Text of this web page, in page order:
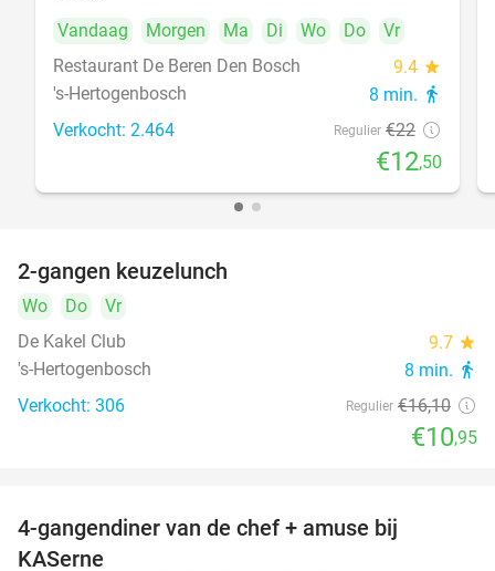
Vandaag
Morgen Ma Di Wo Do
Vr
Restaurant De Beren Den Bosch
9.4 star
's-Hertogenbosch 8 min. directions_walk
Verkocht: 2.464 Regulier €22
€12,50
2-gangen keuzelunch
Wo Do
Vr
De Kakel Club
9.7 star
's-Hertogenbosch 8 min. directions_walk
Verkocht: 306 Regulier €16,10
€10,95
4-gangendiner van de chef + amuse bij
KASerne